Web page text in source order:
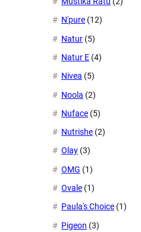
N'pure (12)
Natur (5)
Natur E (4)
Nivea (5)
Noola (2)
Nuface (5)
Nutrishe (2)
Olay (3)
OMG (1)
Ovale (1)
Paula's Choice (1)
Pigeon (3)